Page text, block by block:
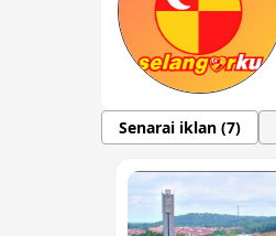
Senarai iklan (7)